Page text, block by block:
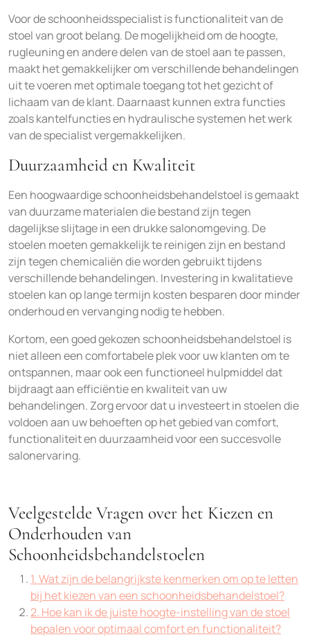
Voor de schoonheidsspecialist is functionaliteit van de
stoel van groot belang. De mogelijkheid om de hoogte,
rugleuning en andere delen van de stoel aan te passen,
maakt het gemakkelijker om verschillende behandelingen
uit te voeren met optimale toegang tot het gezicht of
lichaam van de klant. Daarnaast kunnen extra functies
zoals kantelfuncties en hydraulische systemen het werk
van de specialist vergemakkelijken.
Duurzaamheid en Kwaliteit
Een hoogwaardige schoonheidsbehandelstoel is gemaakt
van duurzame materialen die bestand zijn tegen
dagelijkse slijtage in een drukke salonomgeving. De
stoelen moeten gemakkelijk te reinigen zijn en bestand
zijn tegen chemicaliën die worden gebruikt tijdens
verschillende behandelingen. Investering in kwalitatieve
stoelen kan op lange termijn kosten besparen door minder
onderhoud en vervanging nodig te hebben.
Kortom, een goed gekozen schoonheidsbehandelstoel is
niet alleen een comfortabele plek voor uw klanten om te
ontspannen, maar ook een functioneel hulpmiddel dat
bijdraagt aan efficiëntie en kwaliteit van uw
behandelingen. Zorg ervoor dat u investeert in stoelen die
voldoen aan uw behoeften op het gebied van comfort,
functionaliteit en duurzaamheid voor een succesvolle
salonervaring.
Veelgestelde Vragen over het Kiezen en
Onderhouden van
Schoonheidsbehandelstoelen
1. Wat zijn de belangrijkste kenmerken om op te letten
bij het kiezen van een schoonheidsbehandelstoel?
2. Hoe kan ik de juiste hoogte-instelling van de stoel
bepalen voor optimaal comfort en functionaliteit?